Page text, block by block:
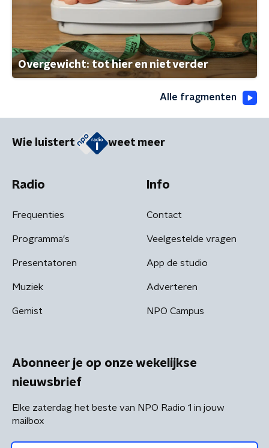
Overgewicht: tot hier en niet verder
Alle fragmenten
Wie luistert weet meer
Radio
Frequenties
Programma's
Presentatoren
Muziek
Gemist
Info
Contact
Veelgestelde vragen
App de studio
Adverteren
NPO Campus
Abonneer je op onze wekelijkse
nieuwsbrief
Elke zaterdag het beste van NPO Radio 1 in jouw
mailbox